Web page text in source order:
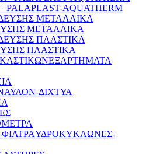
AQUATHERM
ΜΕΤΑΛΛΙΚΑ
ΠΛΑΣΤΙΚΑ
ΕΞΑΡΤΗΜΑΤΑ
ΔΙΧΤΥΑ
ΥΔΡΟΚΥΚΛΩΝΕΣ-